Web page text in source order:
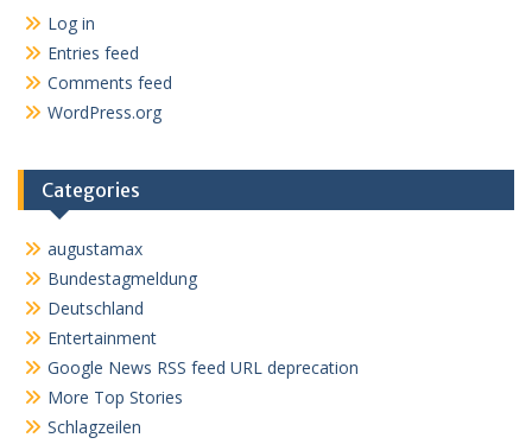
Log in
Entries feed
Comments feed
WordPress.org
Categories
augustamax
Bundestagmeldung
Deutschland
Entertainment
Google News RSS feed URL deprecation
More Top Stories
Schlagzeilen